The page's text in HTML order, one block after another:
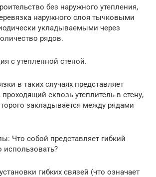
без наружного утепления,
наружного слоя тычковыми
укладываемыми через
рядов.
с утепленной стеной.
в таких случаях представляет
сквозь утеплитель в стену,
закладывается между рядами
Что собой представляет гибкий
использовать?
гибких связей (что означает